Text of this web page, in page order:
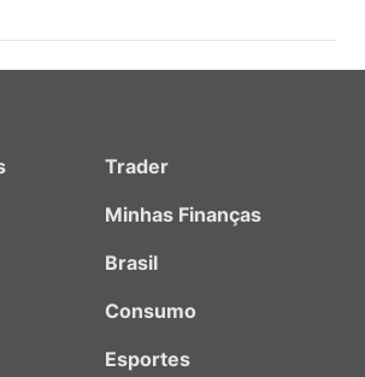
Trader
Minhas Finanças
Brasil
Consumo
Esportes